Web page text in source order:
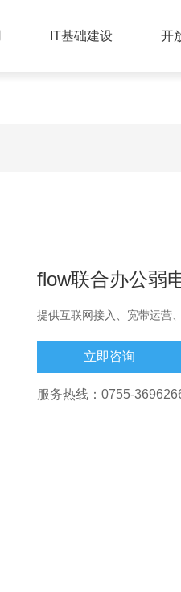
IT基础建设 开
flow联合办公弱
提供互联网接入、宽带运营
立即咨询
服务热线：0755-